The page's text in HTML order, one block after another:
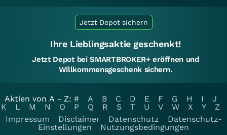
Jetzt Depot sichern
Ihre Lieblingsaktie geschenkt!
Jetzt Depot bei SMARTBROKER+ eröffnen und
Willkommensgeschenk sichern.
Aktien von A - Z: # A B C D E F G H I
J
K
L M N O P Q R S T U V W X Y
Z
Impressum
Disclaimer Datenschutz
Datenschutz-
Einstellungen
Nutzungsbedingungen